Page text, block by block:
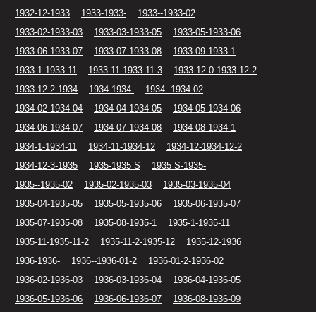
1932-12-1933
1933-1933-
1933--1933-02
1933-02-1933-03
1933-03-1933-05
1933-05-1933-06
1933-06-1933-07
1933-07-1933-08
1933-09-1933-1
1933-1-1933-11
1933-11-1933-11-3
1933-12-0-1933-12-2
1933-12-2-1934
1934-1934-
1934--1934-02
1934-02-1934-04
1934-04-1934-05
1934-05-1934-06
1934-06-1934-07
1934-07-1934-08
1934-08-1934-1
1934-1-1934-11
1934-11-1934-12
1934-12-1934-12-2
1934-12-3-1935
1935-1935 S
1935 S-1935-
1935--1935-02
1935-02-1935-03
1935-03-1935-04
1935-04-1935-05
1935-05-1935-06
1935-06-1935-07
1935-07-1935-08
1935-08-1935-1
1935-1-1935-11
1935-11-1935-11-2
1935-11-2-1935-12
1935-12-1936
1936-1936-
1936--1936-01-2
1936-01-2-1936-02
1936-02-1936-03
1936-03-1936-04
1936-04-1936-05
1936-05-1936-06
1936-06-1936-07
1936-08-1936-09